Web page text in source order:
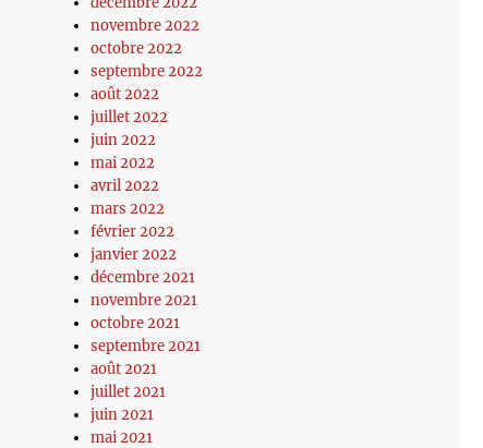
novembre 2022
octobre 2022
septembre 2022
août 2022
juillet 2022
juin 2022
mai 2022
avril 2022
mars 2022
février 2022
janvier 2022
décembre 2021
novembre 2021
octobre 2021
septembre 2021
août 2021
juillet 2021
juin 2021
mai 2021